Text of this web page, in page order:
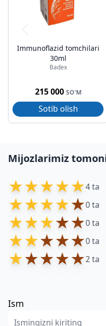
Immunoflazid tomchilari
30ml
Badex
215 000 SO'M
Sotib olish
Mijozlarimiz
★★★★★4 ta
★★★★★0 ta
★★★★★0 ta
★★★★★0 ta
★★★★★2 ta
Ism